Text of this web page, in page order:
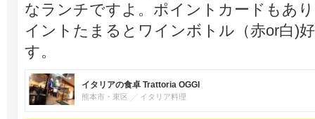
なランチですよ。ポイントカードもあ
イントたまるとワインボトル（赤or白)
す。
イタリアの食卓 Trattoria OGGI
熊本市・東区 イタリア料理